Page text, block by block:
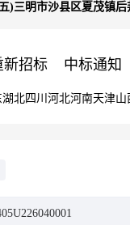
)三明市沙县区夏茂镇
新招标 中标通知
湖北四川 河北河南天津山